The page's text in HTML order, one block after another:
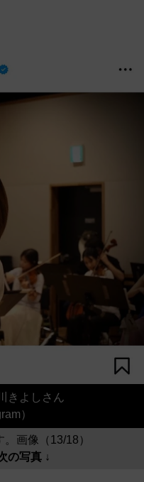
きよしさん
）
画像（13/18）
の写真 ↓